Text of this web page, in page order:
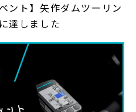
ント】矢作ダムツーリン
達しました